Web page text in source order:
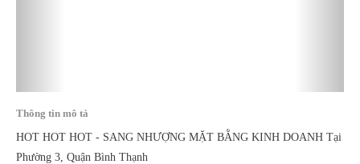
Thông tin mô tả
HOT HOT HOT - SANG NHƯỢNG MẶT BẰNG KINH DOANH Tại
Phường 3, Quận Bình Thạnh